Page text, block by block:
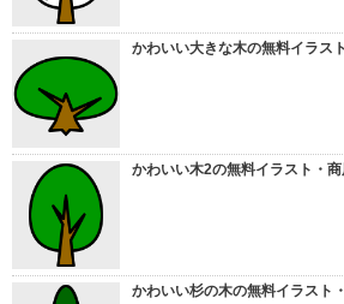
かわいい大きな木の無料イラス
かわいい木2の無料イラスト・
かわいい杉の木の無料イラスト